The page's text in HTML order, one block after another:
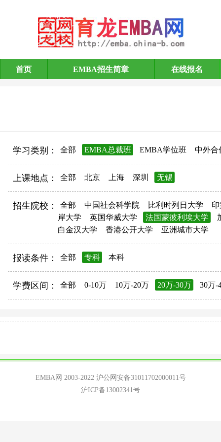
EMBA招生简章
首页 EMBA招生简章 在线报名
学习类别： 全部 EMBA总裁班 EMBA学位班 中外合
上课地点： 全部 北京 上海 深圳 无锡
招生院校： 全部 中国社会科学院 比利时列日大学
岸大学
英国华威大学 法国蒙彼利埃大学
白金汉大学
香港公开大学 亚洲城市大学
报读条件： 全部 专科 本科
学费区间： 全部 0-10万 10万-20万 20万-30万 30万-
EMBA网 2003-2022 沪公网安备31011702000011号
沪ICP备13002341号